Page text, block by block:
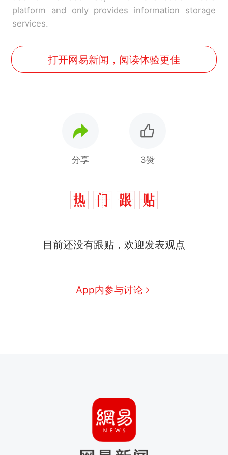
platform and only provides information storage
services.
打开网易新闻，阅读体验更佳
分享 3赞
目前还没有跟贴，欢迎发表观点
App内参与讨论